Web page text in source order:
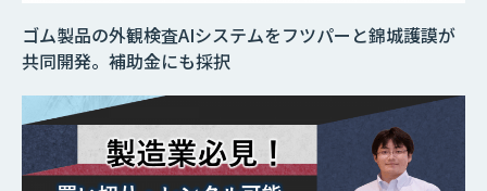
ゴム製品の外観検査AIシステムをフツパーと錦城護謨が
共同開発。補助金にも採択